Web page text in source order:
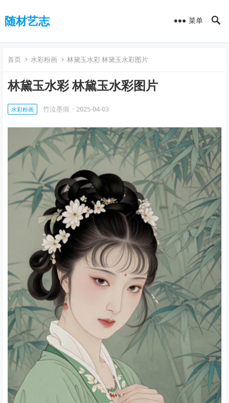
随材艺志 菜单
首页 水彩粉画 林黛玉水彩 林黛玉水彩图片
林黛玉水彩 林黛玉水彩图片
水彩粉画 竹泣墨痕 · 2025-04-03